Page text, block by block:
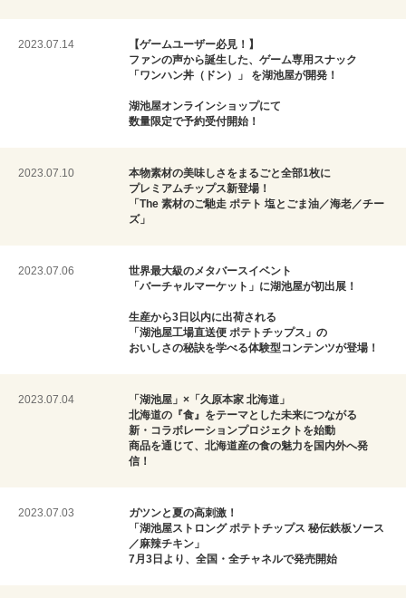
2023.07.14
【ゲームユーザー必見！】
ファンの声から誕生した、ゲーム専用スナック
「ワンハン丼（ドン）」 を湖池屋が開発！
湖池屋オンラインショップにて
数量限定で予約受付開始！
2023.07.10
本物素材の美味しさをまるごと全部1枚に
プレミアムチップス新登場！
「The 素材のご馳走 ポテト 塩とごま油／海老／チー
ズ」
2023.07.06
世界最大級のメタバースイベント
「バーチャルマーケット」に湖池屋が初出展！
生産から3日以内に出荷される
「湖池屋工場直送便 ポテトチップス」の
おいしさの秘訣を学べる体験型コンテンツが登場！
2023.07.04
「湖池屋」×「久原本家 北海道」
北海道の『食』をテーマとした未来につながる
新・コラボレーションプロジェクトを始動
商品を通じて、北海道産の食の魅力を国内外へ発
信！
2023.07.03
ガツンと夏の高刺激！
「湖池屋ストロング ポテトチップス 秘伝鉄板ソース
／麻辣チキン」
7月3日より、全国・全チャネルで発売開始